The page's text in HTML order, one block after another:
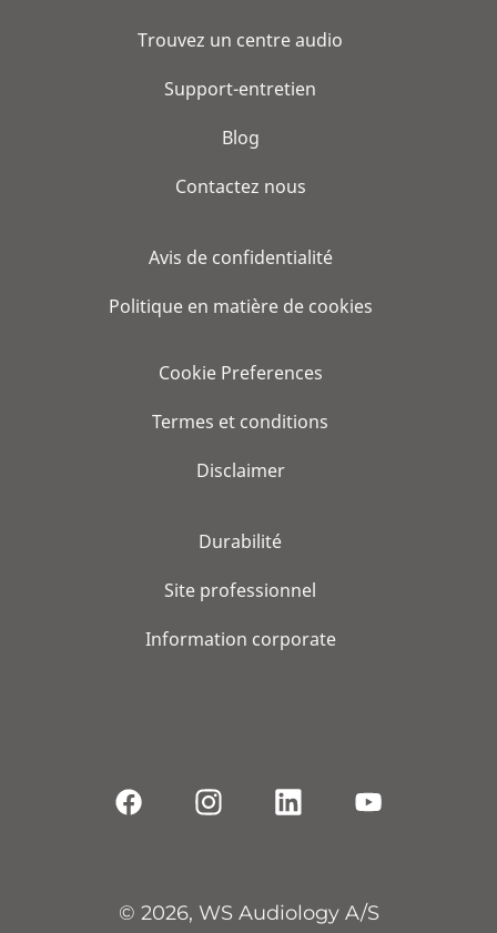
Trouvez un centre audio
Support-entretien
Blog
Contactez nous
Avis de confidentialité
Politique en matière de cookies
Cookie Preferences
Termes et conditions
Disclaimer
Durabilité
Site professionnel
Information corporate
© 2026, WS Audiology A/S